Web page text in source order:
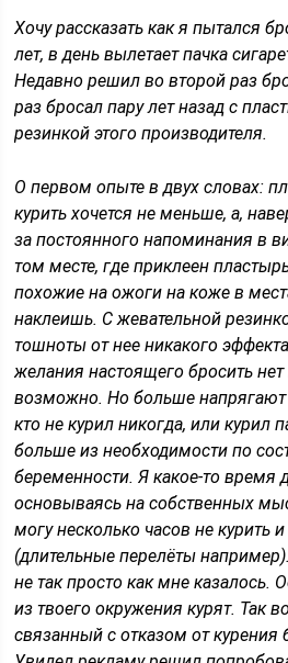
Хочу рассказать как я пытался
лет, в день вылетает пачка
Недавно решил во второй раз
раз бросал пару лет назад с
резинкой этого производителя.
О первом опыте в двух словах:
курить хочется не меньше, а,
за постоянного напоминания в
том месте, где приклеен
похожие на ожоги на коже в
наклеишь. С жевательной
тошноты от нее никакого
желания настоящего бросить
возможно. Но больше напрягают
кто не курил никогда, или курил
больше из необходимости по
беременности. Я какое-то время
основываясь на собственных
могу несколько часов не курить
(длительные перелёты
не так просто как мне казалось.
из твоего окружения курят. Так
связанный с отказом от курения